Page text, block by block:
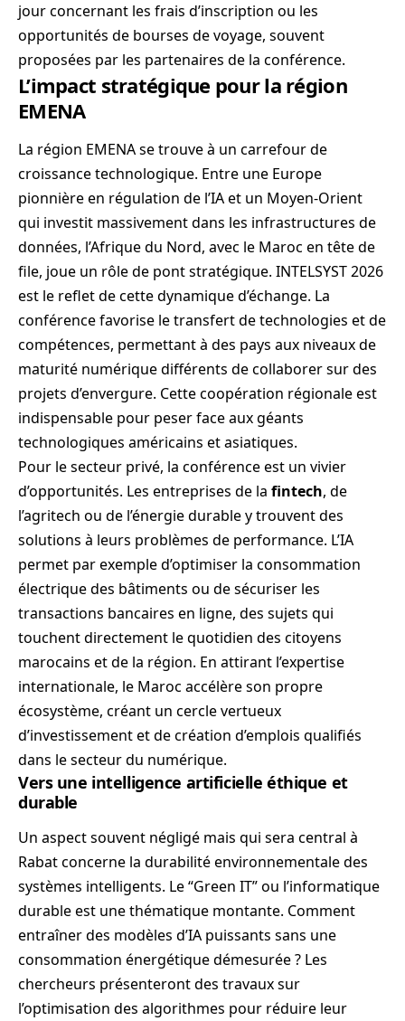
jour concernant les frais d’inscription ou les
opportunités de bourses de voyage, souvent
proposées par les partenaires de la conférence.
L’impact stratégique pour la région
EMENA
La région EMENA se trouve à un carrefour de
croissance technologique. Entre une Europe
pionnière en régulation de l’IA et un Moyen-Orient
qui investit massivement dans les infrastructures de
données, l’Afrique du Nord, avec le Maroc en tête de
file, joue un rôle de pont stratégique. INTELSYST 2026
est le reflet de cette dynamique d’échange. La
conférence favorise le transfert de technologies et de
compétences, permettant à des pays aux niveaux de
maturité numérique différents de collaborer sur des
projets d’envergure. Cette coopération régionale est
indispensable pour peser face aux géants
technologiques américains et asiatiques.
Pour le secteur privé, la conférence est un vivier
d’opportunités. Les entreprises de la fintech, de
l’agritech ou de l’énergie durable y trouvent des
solutions à leurs problèmes de performance. L’IA
permet par exemple d’optimiser la consommation
électrique des bâtiments ou de sécuriser les
transactions bancaires en ligne, des sujets qui
touchent directement le quotidien des citoyens
marocains et de la région. En attirant l’expertise
internationale, le Maroc accélère son propre
écosystème, créant un cercle vertueux
d’investissement et de création d’emplois qualifiés
dans le secteur du numérique.
Vers une intelligence artificielle éthique et
durable
Un aspect souvent négligé mais qui sera central à
Rabat concerne la durabilité environnementale des
systèmes intelligents. Le “Green IT” ou l’informatique
durable est une thématique montante. Comment
entraîner des modèles d’IA puissants sans une
consommation énergétique démesurée ? Les
chercheurs présenteront des travaux sur
l’optimisation des algorithmes pour réduire leur